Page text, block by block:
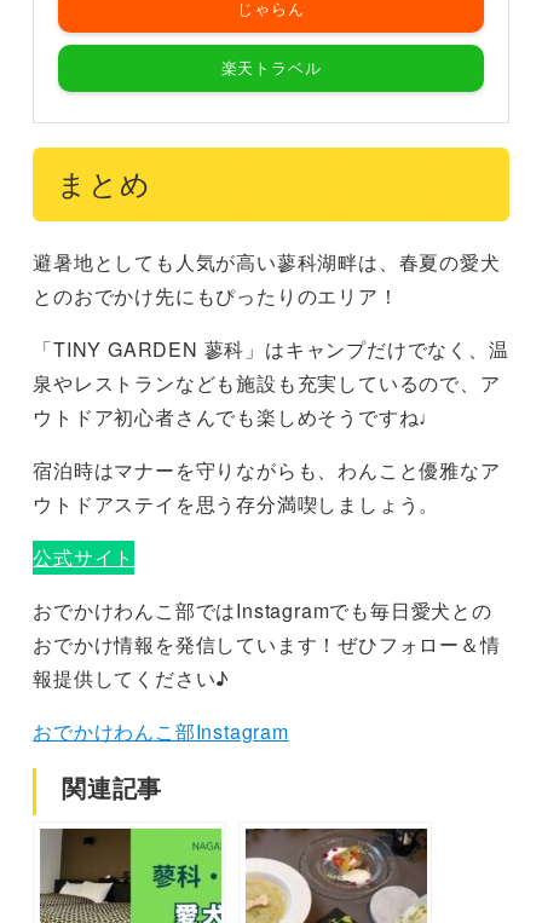
じゃらん
楽天トラベル
まとめ
避暑地としても人気が高い蓼科湖畔は、春夏の愛犬
とのおでかけ先にもぴったりのエリア！
「TINY GARDEN 蓼科」はキャンプだけでなく、温
泉やレストランなども施設も充実しているので、ア
ウトドア初心者さんでも楽しめそうですね♩
宿泊時はマナーを守りながらも、わんこと優雅なア
ウトドアステイを思う存分満喫しましょう。
公式サイト
おでかけわんこ部ではInstagramでも毎日愛犬との
おでかけ情報を発信しています！ぜひフォロー＆情
報提供してください♪
おでかけわんこ部Instagram
関連記事